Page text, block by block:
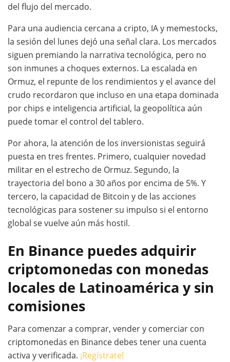
del flujo del mercado.
Para una audiencia cercana a cripto, IA y memestocks,
la sesión del lunes dejó una señal clara. Los mercados
siguen premiando la narrativa tecnológica, pero no
son inmunes a choques externos. La escalada en
Ormuz, el repunte de los rendimientos y el avance del
crudo recordaron que incluso en una etapa dominada
por chips e inteligencia artificial, la geopolítica aún
puede tomar el control del tablero.
Por ahora, la atención de los inversionistas seguirá
puesta en tres frentes. Primero, cualquier novedad
militar en el estrecho de Ormuz. Segundo, la
trayectoria del bono a 30 años por encima de 5%. Y
tercero, la capacidad de Bitcoin y de las acciones
tecnológicas para sostener su impulso si el entorno
global se vuelve aún más hostil.
En Binance puedes adquirir
criptomonedas con monedas
locales de Latinoamérica y sin
comisiones
Para comenzar a comprar, vender y comerciar con
criptomonedas en Binance debes tener una cuenta
activa y verificada. ¡Regístrate!